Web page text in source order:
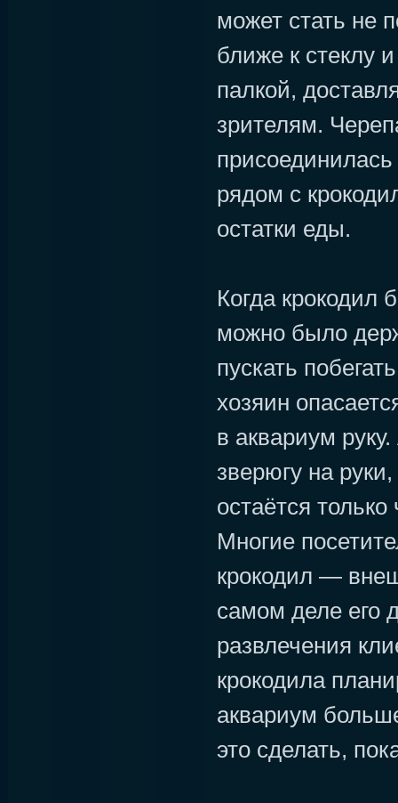
может стать не
ближе к стеклу
палкой,
зрителям.
рядом с
остатки еды.
Когда крокодил
можно было
пускать
хозяин
в аквариум
зверюгу на
остаётся только
Многие
крокодил —
самом деле его
развлечения
крокодила
аквариум
это сделать,